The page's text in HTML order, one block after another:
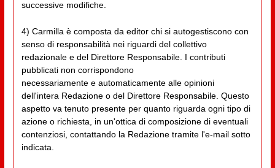
successive modifiche.
4) Carmilla è composta da editor chi si autogestiscono con
senso di responsabilità nei riguardi del collettivo
redazionale e del Direttore Responsabile. I contributi
pubblicati non corrispondono
necessariamente e automaticamente alle opinioni
dell'intera Redazione o del Direttore Responsabile. Questo
aspetto va tenuto presente per quanto riguarda ogni tipo di
azione o richiesta, in un'ottica di composizione di eventuali
contenziosi, contattando la Redazione tramite l'e-mail sotto
indicata.